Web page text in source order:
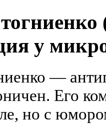
у
—
Его
но с